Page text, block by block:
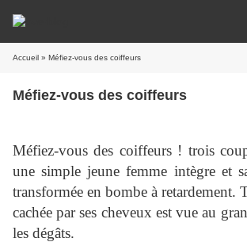
Accueil » Méfiez-vous des coiffeurs
Méfiez-vous des coiffeurs
Méfiez-vous des coiffeurs ! trois
une simple jeune femme intègre et
transformée en bombe à retardement.
cachée par ses cheveux est vue au
les dégâts.